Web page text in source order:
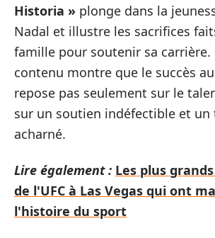
Historia » plonge dans la
Nadal et illustre les sacrifices
famille pour soutenir sa carrière.
contenu montre que le succès
repose pas seulement sur le
sur un soutien indéfectible et un
acharné.
Lire également : Les plus
de l'UFC à Las Vegas qui ont
l'histoire du sport